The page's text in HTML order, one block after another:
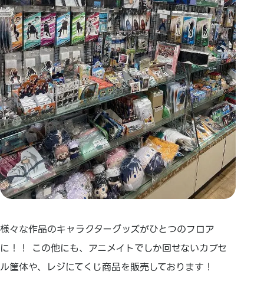
様々な作品のキャラクターグッズがひとつのフロア
に！！ この他にも、アニメイトでしか回せないカプセ
ル筐体や、レジにてくじ商品を販売しております！